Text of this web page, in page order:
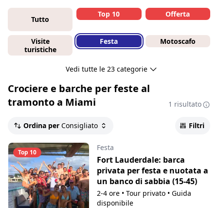
Tutto
Top 10 Offerta
Visite
turistiche
Festa Motoscafo
Vedi tutte le 23 categorie
Crociere e barche per feste al
tramonto a Miami
1 risultato
Ordina per Consigliato Filtri
Top 10
Festa
Fort Lauderdale: barca
privata per festa e nuotata a
un banco di sabbia (15-45)
2-4 ore • Tour privato • Guida
disponibile